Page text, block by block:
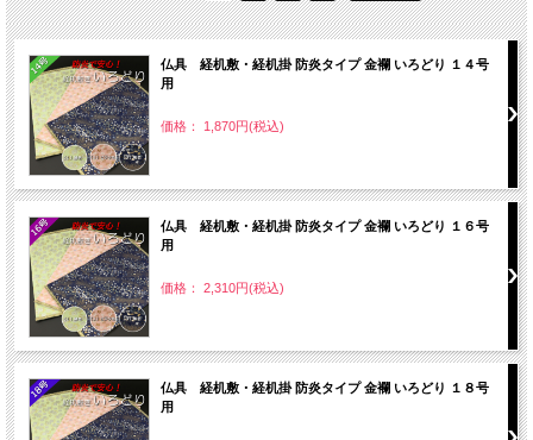
仏具 経机敷・経机掛 防炎タイプ 金襴 いろどり １４号
用
価格： 1,870円(税込)
仏具 経机敷・経机掛 防炎タイプ 金襴 いろどり １６号
用
価格： 2,310円(税込)
仏具 経机敷・経机掛 防炎タイプ 金襴 いろどり １８号
用